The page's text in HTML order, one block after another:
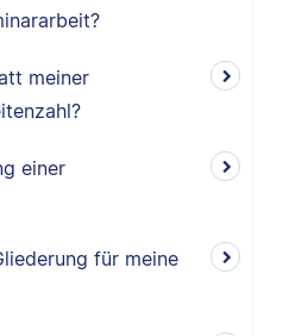
meiner
einer
für meine